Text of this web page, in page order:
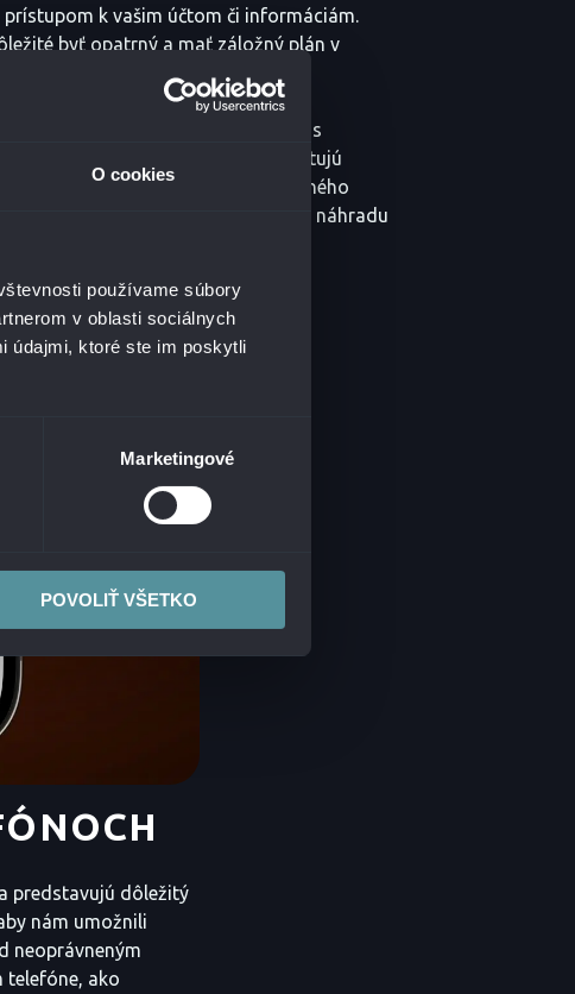
O cookies
používame súbory
v oblasti sociálnych
údajmi, ktoré ste im poskytli
Marketingové
POVOLIŤ VŠETKO
k vašim účtom či informáciám.
byť opatrný a mať záložný plán v
passkey môže byť spojené s
Aj keď niektoré online služby poskytujú
ne účtujú poplatky. Okrem samotného
že budete musieť platiť aj za jeho náhradu
predstavujú dôležitý
nám umožnili
neoprávneným
telefóne, ako